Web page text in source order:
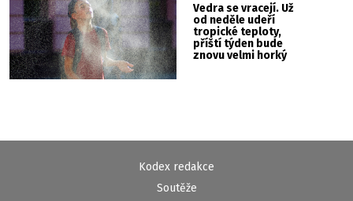
Vedra se vracejí. Už
od neděle udeří
tropické teploty,
příští týden bude
znovu velmi horký
Kodex redakce
Soutěže